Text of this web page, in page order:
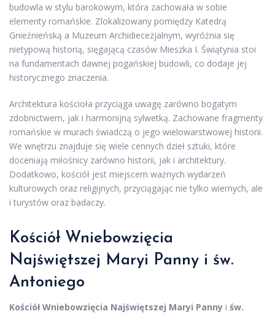
budowla w stylu barokowym, która zachowała w sobie
elementy romańskie. Zlokalizowany pomiędzy Katedrą
Gnieźnieńską a Muzeum Archidiecezjalnym, wyróżnia się
nietypową historią, sięgającą czasów Mieszka I. Świątynia stoi
na fundamentach dawnej pogańskiej budowli, co dodaje jej
historycznego znaczenia.
Architektura kościoła przyciąga uwagę zarówno bogatym
zdobnictwem, jak i harmonijną sylwetką. Zachowane fragmenty
romańskie w murach świadczą o jego wielowarstwowej historii.
We wnętrzu znajduje się wiele cennych dzieł sztuki, które
doceniają miłośnicy zarówno historii, jak i architektury.
Dodatkowo, kościół jest miejscem ważnych wydarzeń
kulturowych oraz religijnych, przyciągając nie tylko wiernych, ale
i turystów oraz badaczy.
Kościół Wniebowzięcia
Najświętszej Maryi Panny i św.
Antoniego
Kościół Wniebowzięcia Najświętszej Maryi Panny i św.